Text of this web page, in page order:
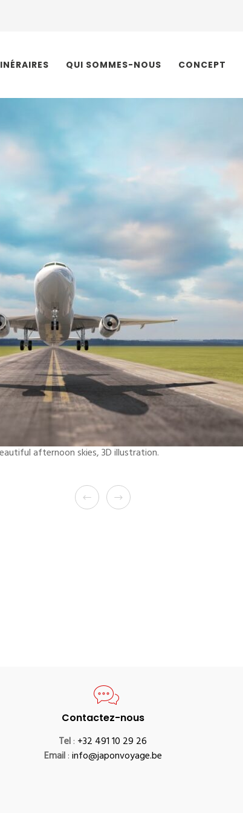
QUI SOMMES-NOUS CONCEPT
afternoon skies, 3D illustration.
Contactez-nous
Tel: +32 491 10 29 26
Email:info@japonvoyage.be